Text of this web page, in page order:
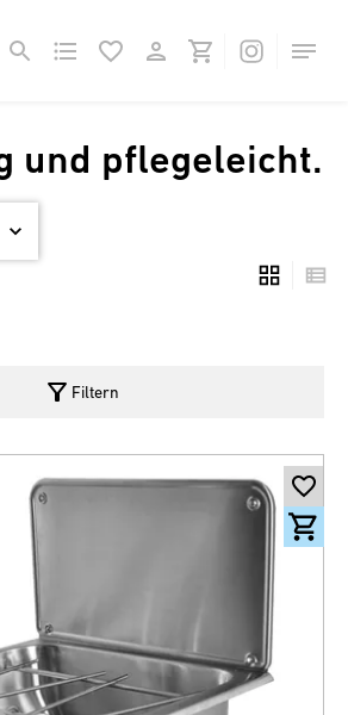
und pflegeleicht.
filter_alt Filtern